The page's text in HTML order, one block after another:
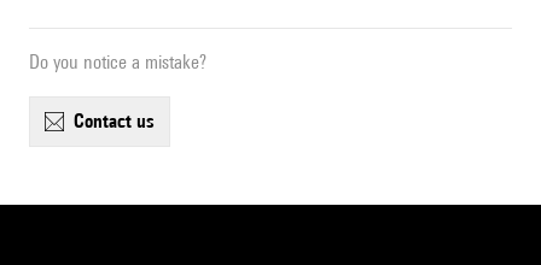
Do you notice a mistake?
contact us